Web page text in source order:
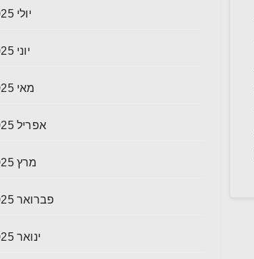
יולי 2025
יוני 2025
מאי 2025
אפריל 2025
מרץ 2025
פברואר 2025
ינואר 2025